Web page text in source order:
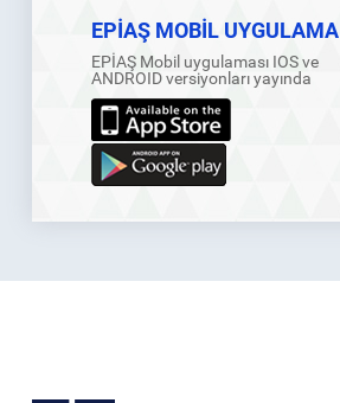
EPİAŞ MOBİL UYGULAMA
EPİAŞ Mobil uygulaması IOS ve
ANDROID versiyonları yayında